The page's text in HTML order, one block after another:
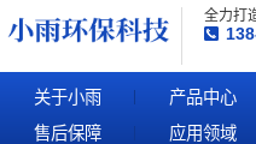
全力打
关于小雨 产品中心
售后保障
应用领域